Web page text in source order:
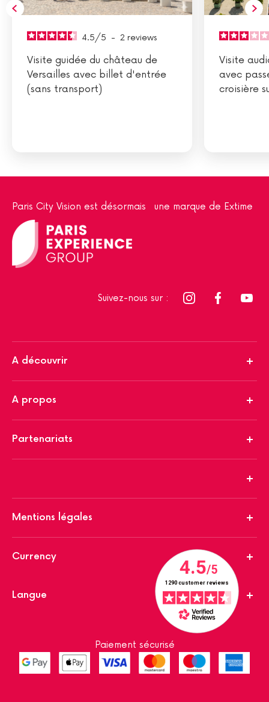
4.5/5 - 2 reviews
Visite guidée du château de
Versailles avec billet d'entrée
(sans transport)
Visite
avec
croisière
Paris City Vision est désormais une marque de Extime
Suivez-nous sur :
A découvrir
A propos
Partenariats
Mentions légales
Currency
Langue
Paiement sécurisé